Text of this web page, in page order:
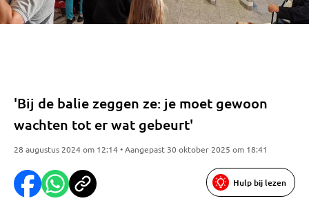
'Bij de balie zeggen ze: je moet gewoon
wachten tot er wat gebeurt'
28 augustus 2024 om 12:14 • Aangepast 30 oktober 2025 om 18:41
Hulp bij lezen